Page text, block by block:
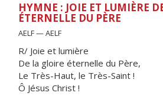
HYMNE : JOIE ET LUMIÈRE
ÉTERNELLE DU PÈRE
AELF — AELF
R/ Joie et lumière
De la gloire éternelle du Père,
Le Très-Haut, le Très-Saint !
Ô Jésus Christ !